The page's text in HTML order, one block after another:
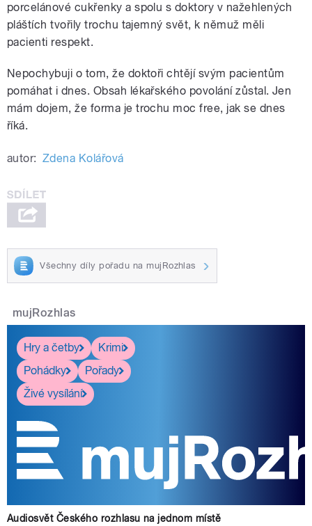
porcelánové cukřenky a spolu s doktory v nažehlených
pláštích tvořily trochu tajemný svět, k němuž měli
pacienti respekt.
Nepochybuji o tom, že doktoři chtějí svým pacientům
pomáhat i dnes. Obsah lékařského povolání zůstal. Jen
mám dojem, že forma je trochu moc free, jak se dnes
říká.
autor: Zdena Kolářová
Všechny díly pořadu na mujRozhlas
mujRozhlas
Hry a četby
Krimi
Pohádky
Pořady
Živé vysílání
Audiosvět Českého rozhlasu na jednom místě